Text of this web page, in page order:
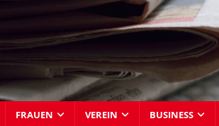
FRAUEN VEREIN BUSINESS